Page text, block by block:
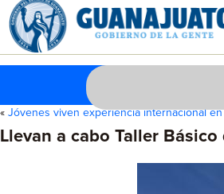
« Jóvenes viven experiencia internacional
Llevan a cabo Taller